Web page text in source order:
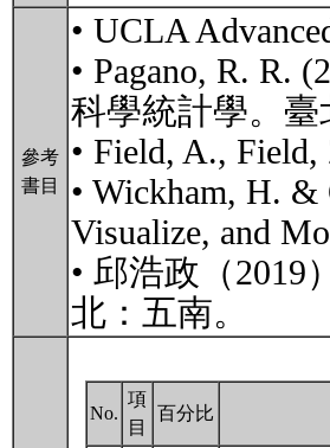
參考
書目
• UCLA
• Pagano, R. R.
科學統計學。
• Field, A.,
• Wickham, H. &
Visualize, and
• 邱浩政（2019
北：五南。
No.
項
目
百分比